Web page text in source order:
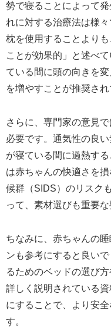
勢で寝ることによって
れに対する治療法は様
枕を使用することより
ことが効果的」と述べ
ている間に頭の向きを
を増やすことが推奨され
さらに、専門家の意見
必要です。通気性の良
が寝ている間に過熱す
は赤ちゃんの快適さを
候群（SIDS）のリスク
って、素材選びも重要な
ちなみに、赤ちゃんの
ンも参考にすると良い
るためのベッドの選び
詳しく説明されている
にすることで、より安
す。